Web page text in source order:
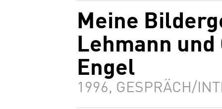
Meine
Lehmann und
Engel
1996, GESPRÄCH/